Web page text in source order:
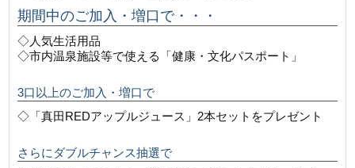
期間中のご加入・増口で・・・
◇人気生活用品
◇市内温泉施設等で使える「健康・文化パスポート」
3口以上のご加入・増口で
◇「真田REDアップルジュース」2本セットをプレゼント
さらにダブルチャンス抽選で